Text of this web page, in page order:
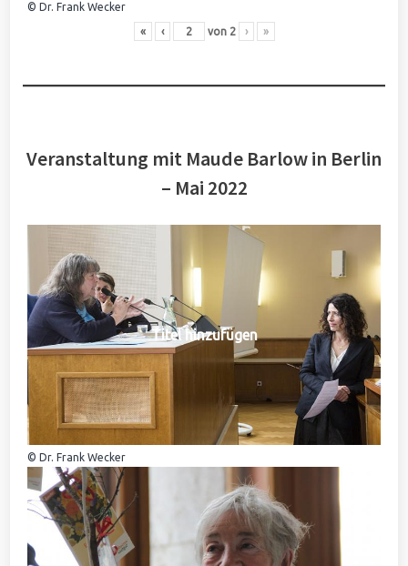
© Dr. Frank Wecker
« ‹ von 2 › »
Veranstaltung mit Maude Barlow in Berlin
– Mai 2022
Titel hinzufügen
© Dr. Frank Wecker